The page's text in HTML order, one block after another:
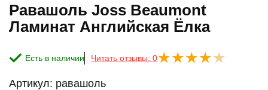
Равашоль Joss Beaumont
Ламинат Английская Ёлка
Есть в наличии Читать отзывы: 0
Артикул: равашоль